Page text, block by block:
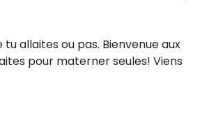
allaites ou pas. Bienvenue aux
pour materner seules! Viens